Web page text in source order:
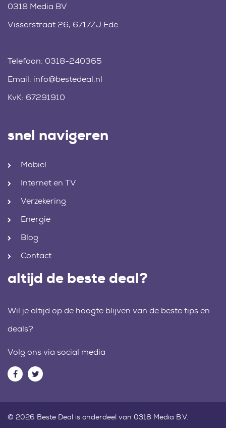
0318 Media BV
Visserstraat 26, 6717ZJ Ede
Telefoon: 0318-240365
Email: info@bestedeal.nl
KvK: 67291910
snel navigeren
Mobiel
Internet en TV
Verzekering
Energie
Blog
Contact
altijd de beste deal?
Wil je altijd op de hoogte blijven van de beste tips en
deals?
Volg ons via social media
© 2026 Beste Deal is onderdeel van 0318 Media B.V.